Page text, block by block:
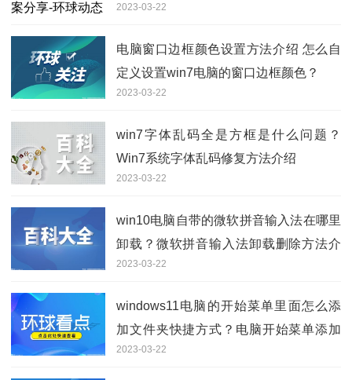
2023-03-22
电脑窗口边框颜色设置方法介绍 怎么自
定义设置win7电脑的窗口边框颜色？
2023-03-22
win7字体乱码全是方框是什么问题？
Win7系统字体乱码修复方法介绍
2023-03-22
win10电脑自带的微软拼音输入法在哪里
卸载？微软拼音输入法卸载删除方法介
绍
2023-03-22
windows11电脑的开始菜单里面怎么添
加文件夹快捷方式？电脑开始菜单添加
快捷方式方法
2023-03-22